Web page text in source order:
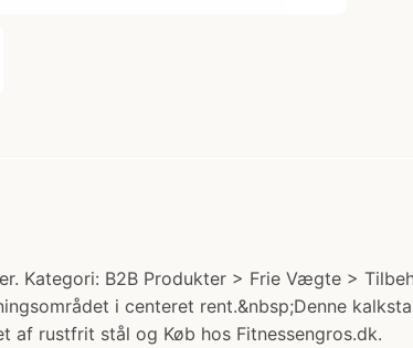
Kategori: B2B Produkter > Frie Vægte >
i centeret rent.&nbsp;Denne
af rustfrit stål og Køb hos Fitnessengros.dk.